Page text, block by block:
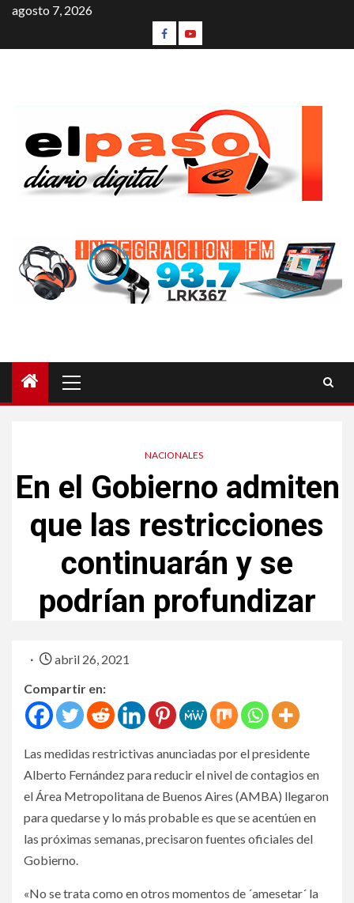
agosto 7, 2026
NACIONALES
En el Gobierno admiten
que las restricciones
continuarán y se
podrían profundizar
abril 26, 2021
Compartir en:
Las medidas restrictivas anunciadas por el presidente
Alberto Fernández para reducir el nivel de contagios en
el Área Metropolitana de Buenos Aires (AMBA) llegaron
para quedarse y lo más probable es que se acentúen en
las próximas semanas, precisaron fuentes oficiales del
Gobierno.
«No se trata como en otros momentos de ´amesetar´ la